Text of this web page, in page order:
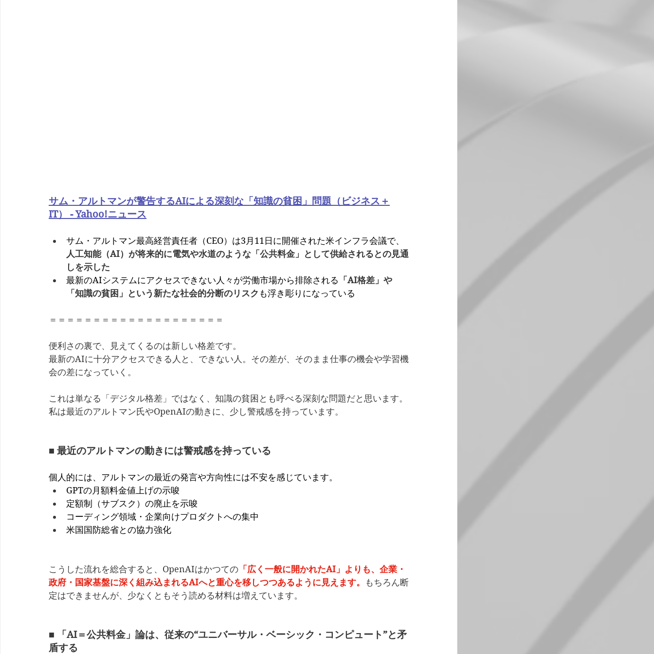
サム・アルトマンが警告するAIによる深刻な「知識の貧困」問題（ビジネス＋
IT） - Yahoo!ニュース
サム・アルトマン最高経営責任者（CEO）は3月11日に開催された米インフラ会議で、
人工知能（AI）が将来的に電気や水道のような「公共料金」として供給されるとの見通
しを示した
最新のAIシステムにアクセスできない人々が労働市場から排除される 「AI格差」や
「知識の貧困」という新たな社会的分断のリスク も浮き彫りになっている
＝＝＝＝＝＝＝＝＝＝＝＝＝＝＝＝＝＝＝＝
便利さの裏で、見えてくるのは新しい格差です。
最新のAIに十分アクセスできる人と、できない人。その差が、そのまま仕事の機会や学習機
会の差になっていく。
これは単なる「デジタル格差」ではなく、知識の貧困とも呼べる深刻な問題だと思います。
私は最近のアルトマン氏やOpenAIの動きに、少し警戒感を持っています。
■ 最近のアルトマンの動きには警戒感を持っている
個人的には、アルトマンの最近の発言や方向性には不安を感じています。
GPTの月額料金値上げの示唆
定額制（サブスク）の廃止を示唆
コーディング領域・企業向けプロダクトへの集中
米国国防総省との協力強化
こうした流れを総合すると、OpenAIはかつての 「広く一般に開かれたAI」よりも、企業・
政府・国家基盤に深く組み込まれるAIへと重心を移しつつあるように見えます。
もちろん断
定はできませんが、少なくともそう読める材料は増えています。
■ 「AI＝公共料金」論は、従来の“ユニバーサル・ベーシック・コンピュート”と矛
盾する